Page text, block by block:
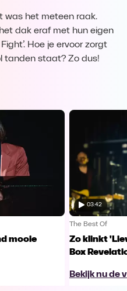
was het meteen raak.
dak eraf met hun eigen
Hoe je ervoor zorgt
tanden staat? Zo dus!
mooie
03:42
The Best Of
Zo klinkt
Box
Bekijk nu de